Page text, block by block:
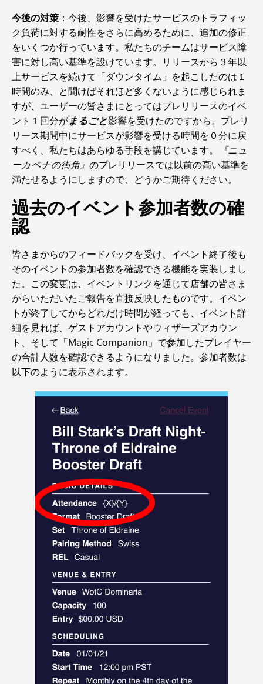
今後の対策 ：今後、影響を受けたサービスのトラフィッ
ク負荷に対する耐性をさらに高めるために、追加の修正
をいくつか行っています。私たちのチームはサービス障
害に対し高い基準を設けています。リリースから３年以
上サービスを続けて「ダウンタイム」を起こしたのは１
時間のみ、と聞けばそれほど多くないように感じられま
すが、ユーザーの皆さまにとってはプレリリースのイベ
ント１回分がまるごと影響を受けたのですから。プレリ
リース期間中にサービスが影響を受ける時間を０分に戻
すべく、私たちはあらゆる手段を講じています。
『ニュ
ーカペナの街角』 のプレリリースでは以前の高い基準を
満たせるようにしますので、どうかご期待ください。
過去のイベント参加者数の確
認
皆さまからのフィードバックを受け、イベント終了後も
そのイベントの参加者数を確認できる機能を実装しまし
た。この変更は、イベントリンクを通じて店舗の皆さま
からいただいたご報告を直接反映したものです。イベン
トが終了してからどれだけ時間が経っても、イベント詳
細を見れば、ゲストアカウントやウィザーズアカウン
ト、そして「Magic Companion」で参加したプレイヤー
の合計人数を確認できるようになりました。参加者数は
以下のように表示されます。